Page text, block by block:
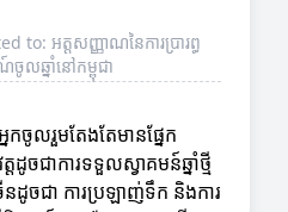
to: អត្តសញ្ញាណនៃការប្រារព្ធ
ណ៍ចូលឆ្នាំនៅកម្ពុជា
កចូលរួមតែងតែមានផ្នែក
ដូចជាការទទួលស្វាគមន៍ឆ្នាំថ្មី
ដូចជា ការប្រឡាញ់ទឹក និងការ